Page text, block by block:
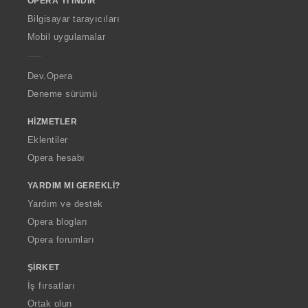
w
O
p
a
Bilgisayar tarayıcıları
Mobil uygulamalar
Dev.Opera
Deneme sürümü
HIZMETLER
Eklentiler
Opera hesabı
YARDIM MI GEREKLI?
Yardım ve destek
Opera blogları
Opera forumları
ŞIRKET
İş fırsatları
Ortak olun